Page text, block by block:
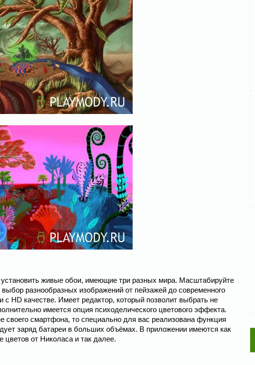
установить живые обои, имеющие три разных мира. Масштабируйте
разнообразных изображений от пейзажей до современного
HD качестве. Имеет редактор, который позволит выбрать не
имеется опция психоделического цветового эффекта.
своего смартфона, то специально для вас реализована функция
заряд батареи в больших объёмах. В приложении имеются как
цветов от Николаса и так далее.